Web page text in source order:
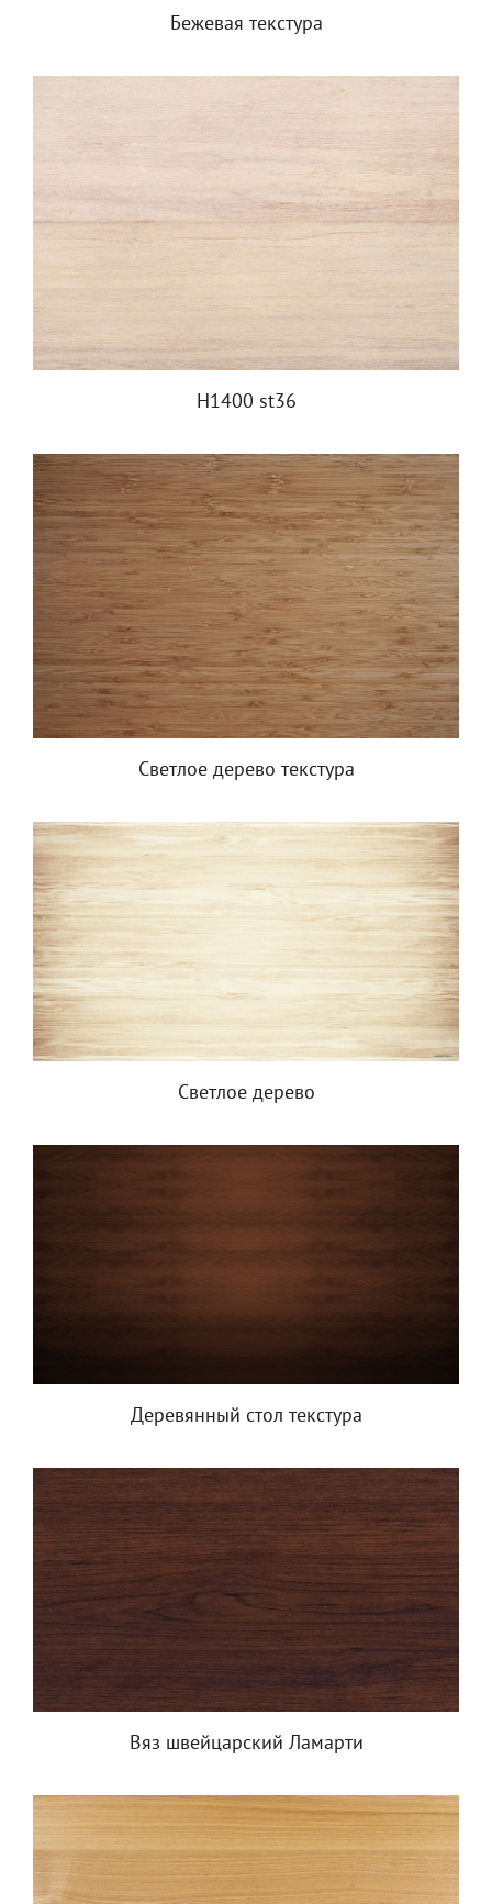
Бежевая текстура
H1400 st36
Светлое дерево текстура
Светлое дерево
Деревянный стол текстура
Вяз швейцарский Ламарти